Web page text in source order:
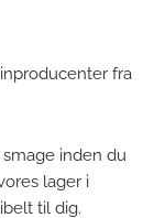
fra
inden du
lager i
til dig.